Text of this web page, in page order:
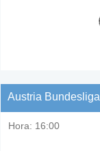
Austria Bundesliga
Hora: 16:00